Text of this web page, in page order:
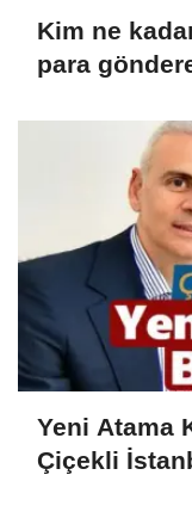
Kim ne
para
Yeni Atama
Çiçekli